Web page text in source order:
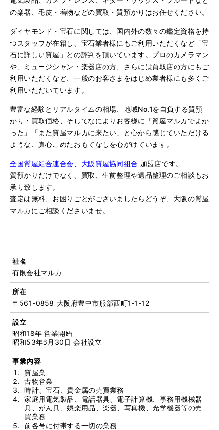
の楽器、毛皮・着物などの買取・質預かりはお任せください。
ダイヤモンド・宝石に関しては、国内外の数々の鑑定資格を持
つスタッフが在籍し、宝石業者様にもご利用いただくなど「宝
石に詳しい質屋」との評判を頂いています。プロのカメラマン
や、ミュージシャン・楽器店の方、さらには買取店の方にもご
利用いただくなど、一般のお客さまをはじめ業者様にも多くご
利用いただいています。
豊富な経験とリアルタイムの相場、地域No.1を自負する質預
かり・買取価格、そしてなによりお客様に「質屋マルカでよか
った」「また質屋マルカに来たい」と心から感じていただける
ような、真心こめたおもてなしを心がけています。
全国質屋組合連合会 大阪質屋協同組合 加盟店です。
質預かりだけでなく、買取、生前整理や遺品整理のご相談もお
承り致します。
査定は無料、お困りごとがございましたらどうぞ、大阪の質屋
マルカにご相談くださいませ。
社名
有限会社マルカ
所在
〒561-0858 大阪府豊中市服部西町1-1-12
設立
昭和18年 営業開始
昭和53年6月30日 会社設立
事業内容
質屋業
古物営業
時計、宝石、貴金属の売買業務
家庭用電気製品、電話器具、電子計算機、事務用機械器
具、がん具、娯楽用品、楽器、写真機、光学機器等の売
買業務
前各号に付帯する一切の業務